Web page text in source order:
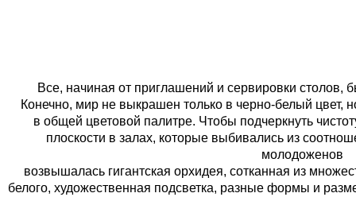
Все, начиная от приглашений и сервировки столов,
Конечно, мир не выкрашен только в черно-белый
в общей цветовой палитре. Чтобы подчеркнуть
плоскости в залах, которые выбивались из
молодоженов
возвышалась гигантская орхидея, сотканная из
белого, художественная подсветка, разные формы и